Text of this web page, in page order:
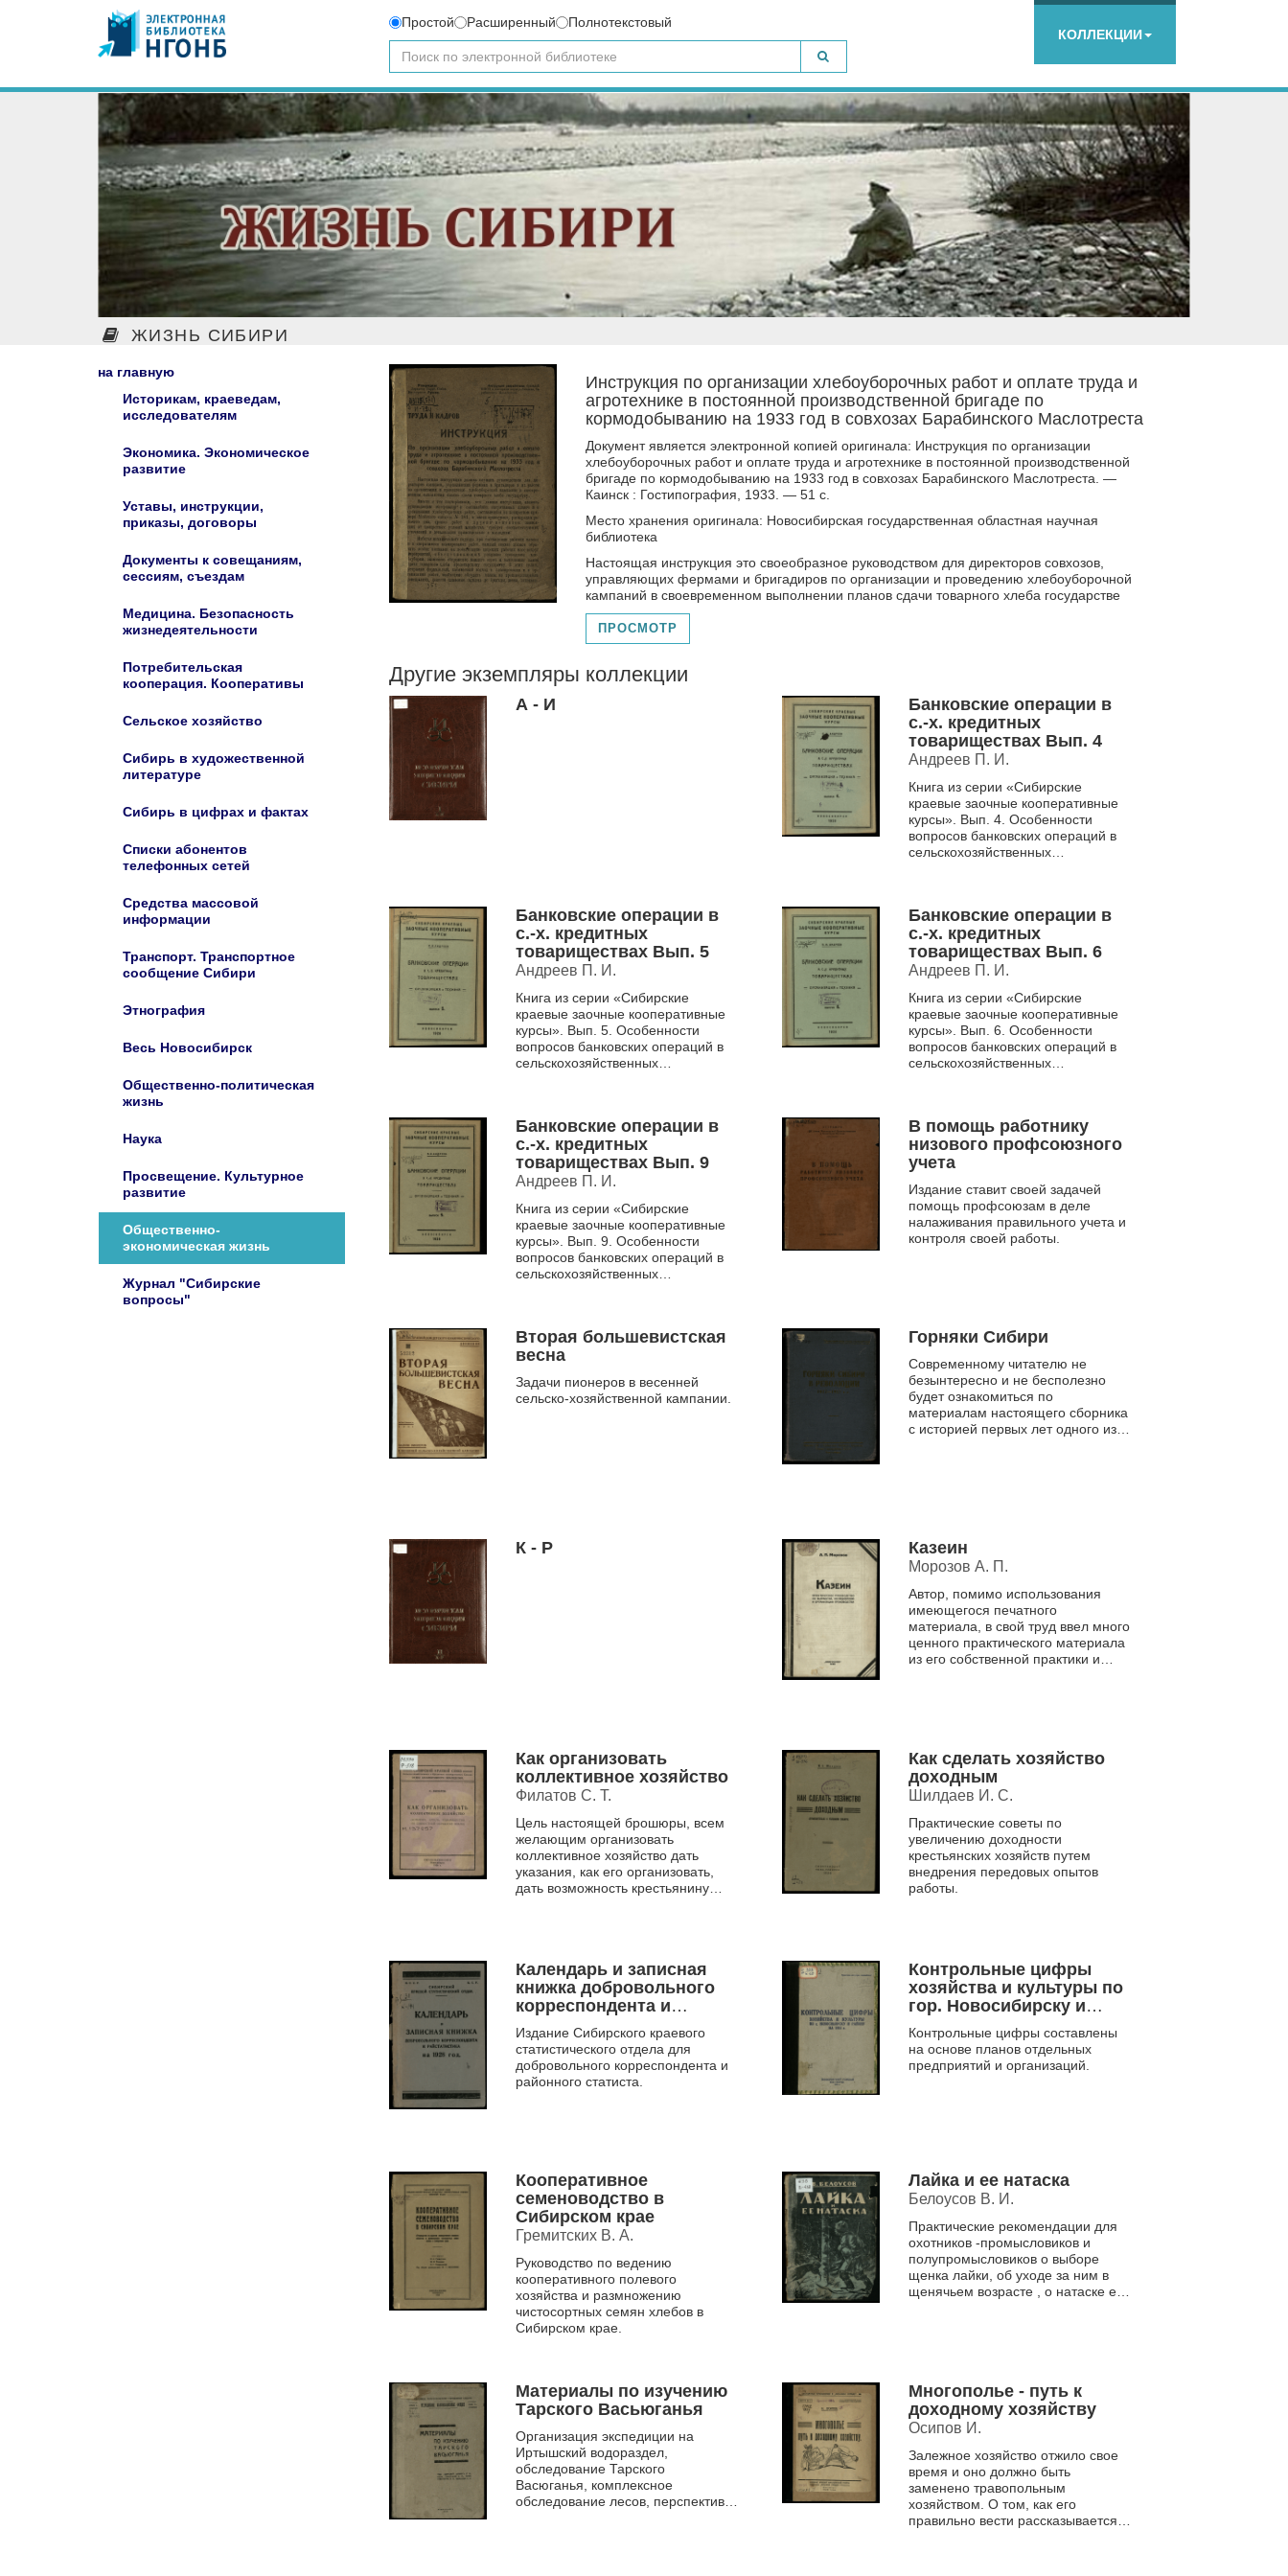
Простой Расширенный
Полнотекстовый
КОЛЛЕКЦИИ
ЖИЗНЬ СИБИРИ
на главную
Историкам, краеведам,
исследователям
Экономика. Экономическое
развитие
Уставы, инструкции,
приказы, договоры
Документы к совещаниям,
сессиям, съездам
Медицина. Безопасность
жизнедеятельности
Потребительская
кооперация. Кооперативы
Сельское хозяйство
Сибирь в художественной
литературе
Сибирь в цифрах и фактах
Списки абонентов
телефонных сетей
Средства массовой
информации
Транспорт. Транспортное
сообщение Сибири
Этнография
Весь Новосибирск
Общественно-политическая
жизнь
Наука
Просвещение. Культурное
развитие
Общественно-
экономическая жизнь
Журнал "Сибирские
вопросы"
Инструкция по организации хлебоуборочных работ и оплате труда и
агротехнике в постоянной производственной бригаде по
кормодобыванию на 1933 год в совхозах Барабинского Маслотреста
Документ является электронной копией оригинала: Инструкция по организации
хлебоуборочных работ и оплате труда и агротехнике в постоянной производственной
бригаде по кормодобыванию на 1933 год в совхозах Барабинского Маслотреста. —
Каинск : Гостипография, 1933. — 51 с.
Место хранения оригинала: Новосибирская государственная областная научная
библиотека
Настоящая инструкция это своеобразное руководством для директоров совхозов,
управляющих фермами и бригадиров по организации и проведению хлебоуборочной
кампаний в своевременном выполнении планов сдачи товарного хлеба государствe
ПРОСМОТР
Другие экземпляры коллекции
А - И
Банковские операции в
с.-х. кредитных
товариществах Вып. 4
Андреев П. И.
Книга из серии «Сибирские
краевые заочные кооперативные
курсы». Вып. 4. Особенности
вопросов банковских операций в
сельскохозяйственных
Банковские операции в
с.-х. кредитных
товариществах Вып. 5
Андреев П. И.
Книга из серии «Сибирские
краевые заочные кооперативные
курсы». Вып. 5. Особенности
вопросов банковских операций в
сельскохозяйственных
Банковские операции в
с.-х. кредитных
товариществах Вып. 6
Андреев П. И.
Книга из серии «Сибирские
краевые заочные кооперативные
курсы». Вып. 6. Особенности
вопросов банковских операций в
сельскохозяйственных
Банковские операции в
с.-х. кредитных
товариществах Вып. 9
Андреев П. И.
Книга из серии «Сибирские
краевые заочные кооперативные
курсы». Вып. 9. Особенности
вопросов банковских операций в
сельскохозяйственных
В помощь работнику
низового профсоюзного
учета
Издание ставит своей задачей
помощь профсоюзам в деле
налаживания правильного учета и
контроля своей работы.
Вторая большевистская
весна
Задачи пионеров в весенней
сельско-хозяйственной кампании.
Горняки Сибири
Современному читателю не
безынтересно и не бесполезно
будет ознакомиться по
материалам настоящего сборника
с историей первых лет одного из
К - Р Казеин
Морозов А. П.
Автор, помимо использования
имеющегося печатного
материала, в свой труд ввел много
ценного практического материала
из его собственной практики и
Как организовать
коллективное хозяйство
Филатов С. Т.
Цель настоящей брошюры, всем
желающим организовать
коллективное хозяйство дать
указания, как его организовать,
дать возможность крестьянину
Как сделать хозяйство
доходным
Шилдаев И. С.
Практические советы по
увеличению доходности
крестьянских хозяйств путем
внедрения передовых опытов
работы.
Календарь и записная
книжка добровольного
корреспондента и
райстатистика на 1928
год
Издание Сибирского краевого
статистического отдела для
добровольного корреспондента и
районного статиста.
Контрольные цифры
хозяйства и культуры по
гор. Новосибирску и
району на 1932 г.
Контрольные цифры составлены
на основе планов отдельных
предприятий и организаций.
Кооперативное
семеноводство в
Сибирском крае
Гремитских В. А.
Руководство по ведению
кооперативного полевого
хозяйства и размножению
чистосортных семян хлебов в
Сибирском крае.
Лайка и ее натаска
Белоусов В. И.
Практические рекомендации для
охотников -промысловиков и
полупромысловиков о выборе
щенка лайки, об уходе за ним в
щенячьем возрасте , о натаске ее
Материалы по изучению
Тарского Васьюганья
Организация экспедиции на
Иртышский водораздел,
обследование Тарского
Васюганья, комплексное
обследование лесов, перспективы
Многополье - путь к
доходному хозяйству
Осипов И.
Залежное хозяйство отжило свое
время и оно должно быть
заменено травопольным
хозяйством. О том, как его
правильно вести рассказывается в